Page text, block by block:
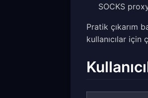
SOCKS
Pratik çıkarım
kullanıcılar